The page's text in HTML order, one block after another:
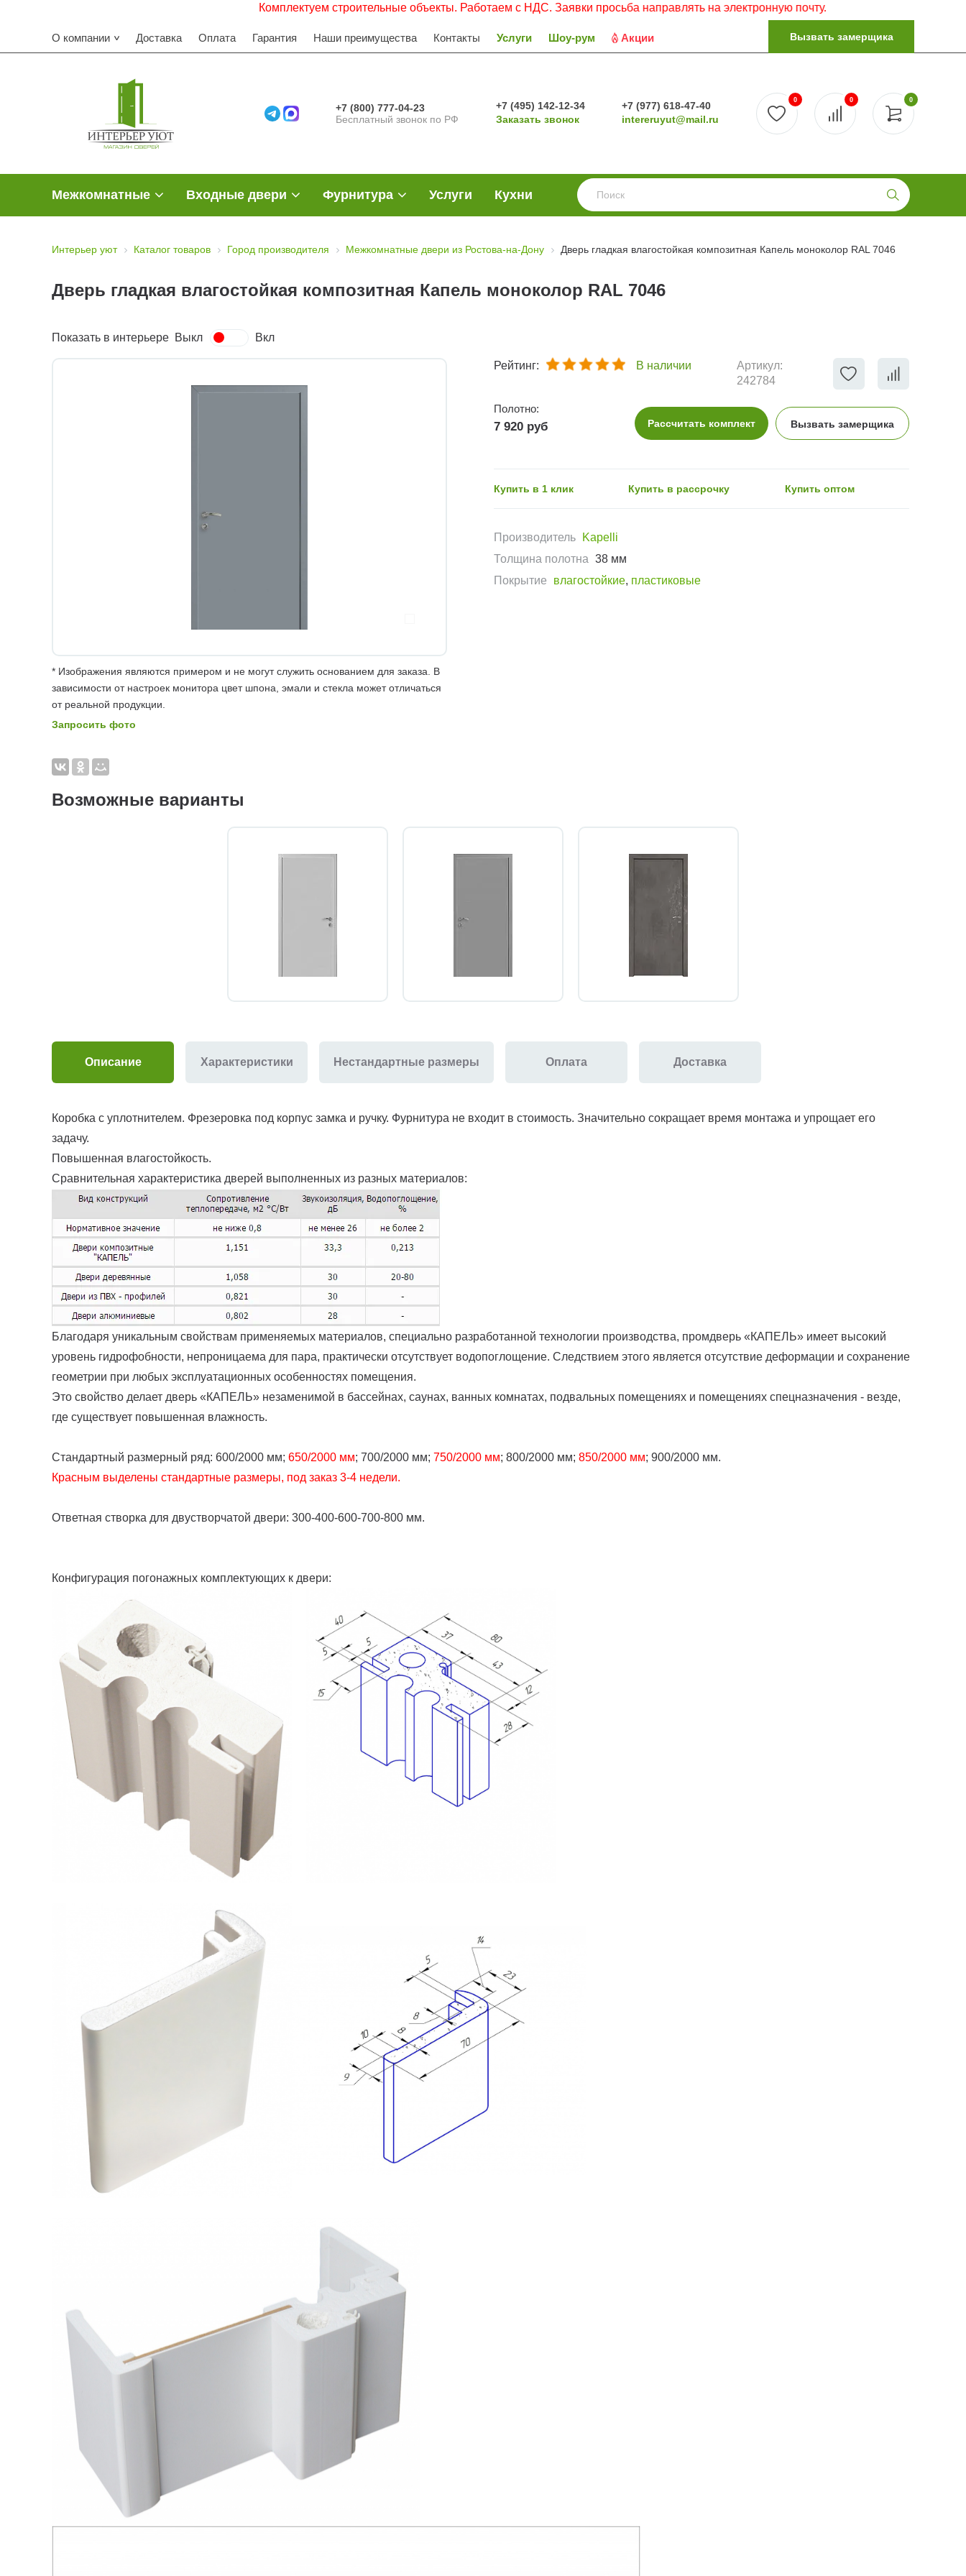
Комплектуем строительные объекты. Работаем с НДС. Заявки просьба направлять на электронную почту.
О компании Доставка Оплата Гарантия Наши преимущества Контакты Услуги Шоу-рум Акции Вызвать замерщика
+7 (800) 777-04-23
Бесплатный звонок по РФ
+7 (495) 142-12-34
Заказать звонок
+7 (977) 618-47-40
intereruyut@mail.ru
0
0 0
Межкомнатные Входные двери Фурнитура Услуги Кухни
Интерьер уют Каталог товаров Город производителя Межкомнатные двери из Ростова-на-Дону Дверь гладкая влагостойкая композитная Капель моноколор RAL 7046
Дверь гладкая влагостойкая композитная Капель моноколор RAL 7046
Показать в интерьере Выкл Вкл
* Изображения являются примером и не могут служить основанием для заказа. В
зависимости от настроек монитора цвет шпона, эмали и стекла может отличаться
от реальной продукции.
Запросить фото
Рейтинг: В наличии
Артикул:
242784
Полотно:
7 920 руб Рассчитать комплект Вызвать замерщика
Купить в 1 клик Купить в рассрочку Купить оптом
Производитель
Kapelli
Толщина полотна 38 мм
Покрытие
влагостойкие, пластиковые
Возможные варианты
Описание Характеристики Нестандартные размеры Оплата Доставка
Коробка с уплотнителем. Фрезеровка под корпус замка и ручку. Фурнитура не входит в стоимость. Значительно сокращает время монтажа и упрощает его
задачу.
Повышенная влагостойкость.
Сравнительная характеристика дверей выполненных из разных материалов:
Благодаря уникальным свойствам применяемых материалов, специально разработанной технологии производства, промдверь «КАПЕЛЬ» имеет высокий
уровень гидрофобности, непроницаема для пара, практически отсутствует водопоглощение. Следствием этого является отсутствие деформации и сохранение
геометрии при любых эксплуатационных особенностях помещения.
Это свойство делает дверь «КАПЕЛЬ» незаменимой в бассейнах, саунах, ванных комнатах, подвальных помещениях и помещениях спецназначения - везде,
где существует повышенная влажность.
Стандартный размерный ряд: 600/2000 мм; 650/2000 мм; 700/2000 мм; 750/2000 мм; 800/2000 мм; 850/2000 мм; 900/2000 мм.
Красным выделены стандартные размеры, под заказ 3-4 недели.
Ответная створка для двустворчатой двери: 300-400-600-700-800 мм.
Конфигурация погонажных комплектующих к двери: